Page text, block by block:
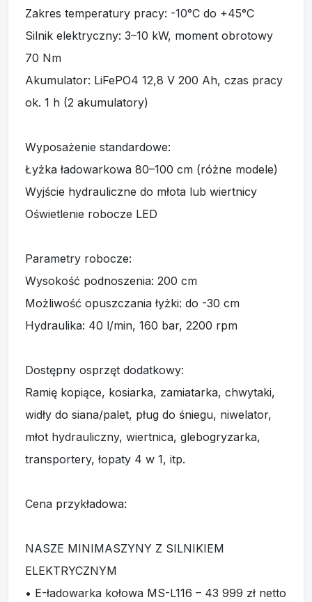
Wyposażenie standardowe:
Łyżka ładowarkowa 80–100 cm (różne modele)
Wyjście hydrauliczne do młota lub wiertnicy
Oświetlenie robocze LED
Wysokość podnoszenia: 200 cm
Możliwość opuszczania łyżki: do -30 cm
Hydraulika: 40 l/min, 160 bar, 2200 rpm
Ramię kopiące, kosiarka, zamiatarka, chwytaki,
widły do siana/palet, pług do śniegu, niwelator,
młot hydrauliczny, wiertnica, glebogryzarka,
transportery, łopaty 4 w 1, itp.
Cena przykładowa:
NASZE MINIMASZYNY Z SILNIKIEM
ELEKTRYCZNYM
• E-ładowarka kołowa MS-L116 – 43 999 zł netto
• E-ładowarka przegubowa MS-L116KN – 49
• E-koparka gąsienicowa MS-TE113 – 43 999 zł
netto / 10 499 EUR
• E-ładowarka gąsienicowa MS-TL113 – 43 999